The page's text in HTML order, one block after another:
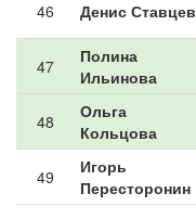
46 Денис Ставцев
47
Полина
Ильинова
48
Ольга
Кольцова
49
Игорь
Пересторонин